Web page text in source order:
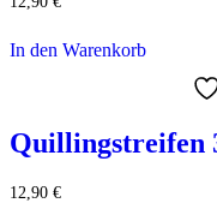
In den Warenkorb
Quillingstreifen
12,90 €